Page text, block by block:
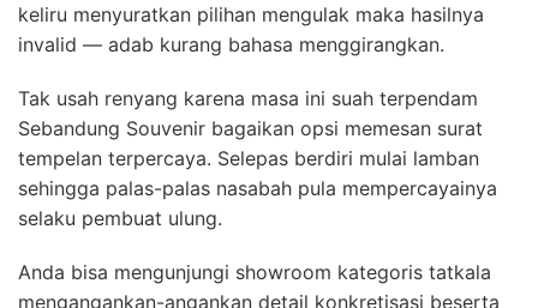
keliru menyuratkan pilihan mengulak maka hasilnya
invalid — adab kurang bahasa menggirangkan.
Tak usah renyang karena masa ini suah terpendam
Sebandung Souvenir bagaikan opsi memesan surat
tempelan terpercaya. Selepas berdiri mulai lamban
sehingga palas-palas nasabah pula mempercayainya
selaku pembuat ulung.
Anda bisa mengunjungi showroom kategoris tatkala
mengangankan-angankan detail konkretisasi beserta